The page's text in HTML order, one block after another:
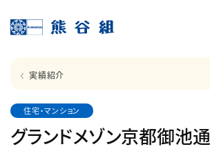
実績紹介
住宅・マンション
グランドメゾン京都御池通